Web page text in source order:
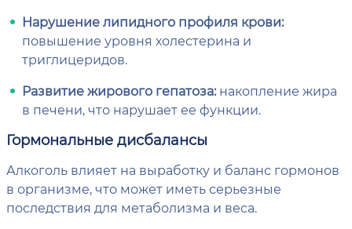
Нарушение липидного профиля крови:
повышение уровня холестерина и
триглицеридов.
Развитие жирового гепатоза:накопление жира
в печени, что нарушает ее функции.
Гормональные дисбалансы
Алкоголь влияет на выработку и баланс гормонов
в организме, что может иметь серьезные
последствия для метаболизма и веса.